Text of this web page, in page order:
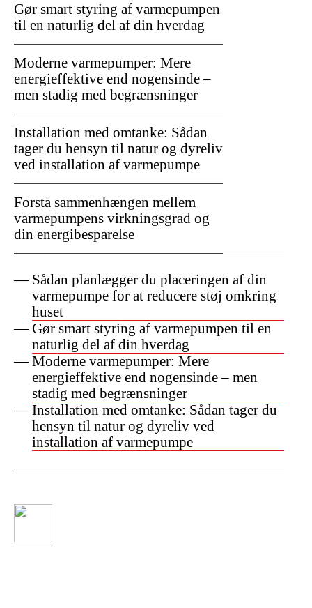
Sådan planlægger du placeringen af din
varmepumpe for at reducere støj omkring
huset
Gør smart styring af varmepumpen til en
naturlig del af din hverdag
Moderne varmepumper: Mere
energieffektive end nogensinde – men
stadig med begrænsninger
Installation med omtanke: Sådan tager du
hensyn til natur og dyreliv ved
installation af varmepumpe
Gør smart styring af varmepumpen
til en naturlig del af din hverdag
Moderne varmepumper: Mere
energieffektive end nogensinde –
men stadig med begrænsninger
Installation med omtanke: Sådan
tager du hensyn til natur og dyreliv
ved installation af varmepumpe
Forstå sammenhængen mellem
varmepumpens virkningsgrad og
din energibesparelse